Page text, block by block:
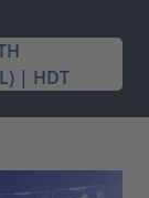
| HDT